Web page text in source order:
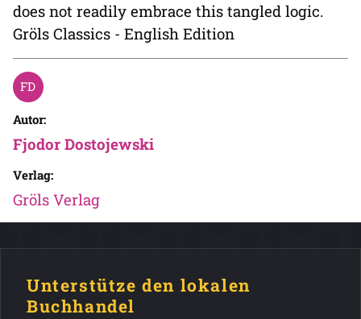
does not readily embrace this tangled logic.
Gröls Classics - English Edition
Autor:
Fjodor Dostojewski
Verlag:
Gröls Verlag
Unterstütze den lokalen
Buchhandel